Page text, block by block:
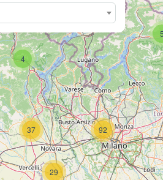
37
29
4
5
92